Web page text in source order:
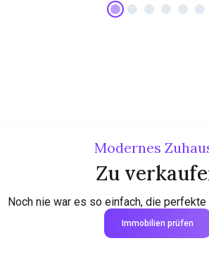
Modernes
Zu
Noch nie war es so einfach, die
Immobilien prüfen